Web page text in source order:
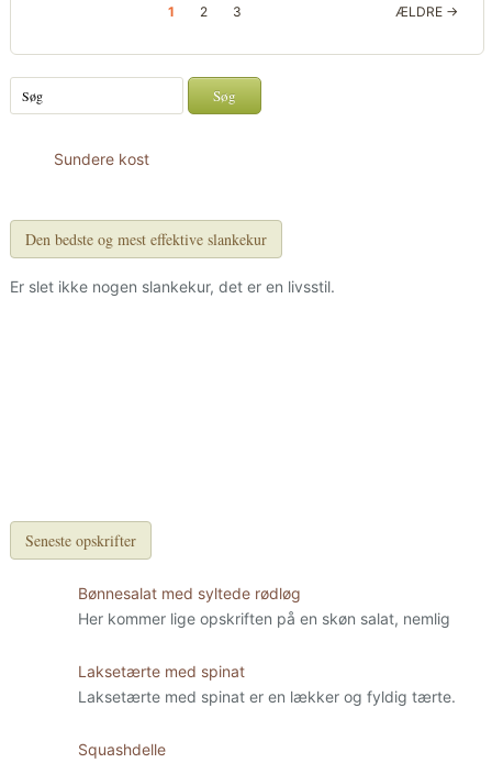
1 2 3 ÆLDRE →
Sundere kost
Den bedste og mest effektive slankekur
Er slet ikke nogen slankekur, det er en livsstil.
Seneste opskrifter
Bønnesalat med syltede rødløg
Her kommer lige opskriften på en skøn salat, nemlig
Laksetærte med spinat
Laksetærte med spinat er en lækker og fyldig tærte.
Squashdelle